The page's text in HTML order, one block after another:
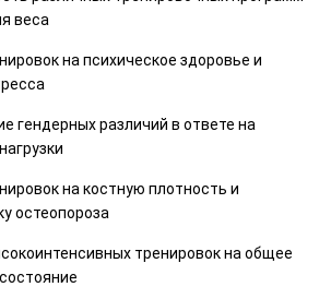
веса
на психическое здоровье и
гендерных различий в ответе на
на костную плотность и
остеопороза
тренировок на общее